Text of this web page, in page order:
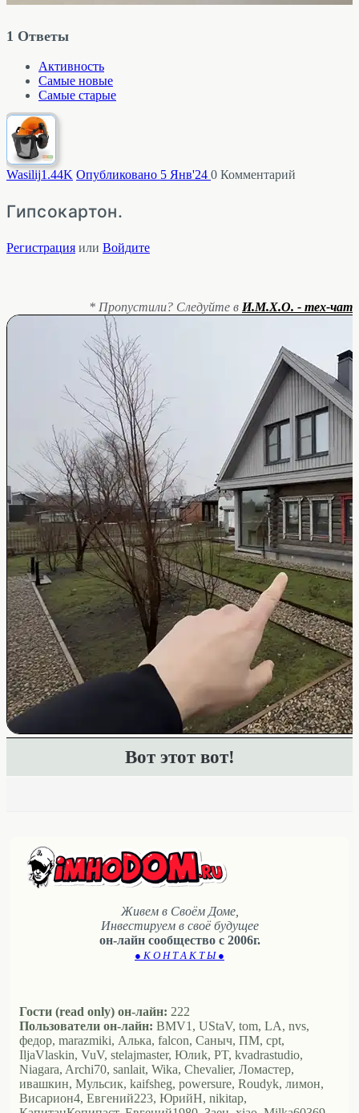
1 Ответы
Активность
Самые новые
Самые старые
Wasilij1.44K Опубликовано 5 Янв'24 0 Комментарий
Гипсокартон.
Регистрация или Войдите
* Пропустили? Следуйте в И.М.Х.О. - тех-чат
Вот этот вот!
Живем в Своём Доме,
Инвестируем в своё будущее
он-лайн сообщество с 2006г.
● К О Н Т А К Т Ы ●
Гости (read only) он-лайн: 222
Пользователи он-лайн: BMV1, UStaV, tom, LA, nvs,
федор, marazmiki, Алька, falcon, Саныч, ПМ, cpt,
IljaVlaskin, VuV, stelajmaster, Юлиk, PT, kvadrastudio,
Niagara, Archi70, sanlait, Wika, Chevalier, Ломастер,
ивашкин, Мульсик, kaifsheg, powersure, Roudyk, лимон,
Висариoн4, Евгений223, ЮрийН, nikitap,